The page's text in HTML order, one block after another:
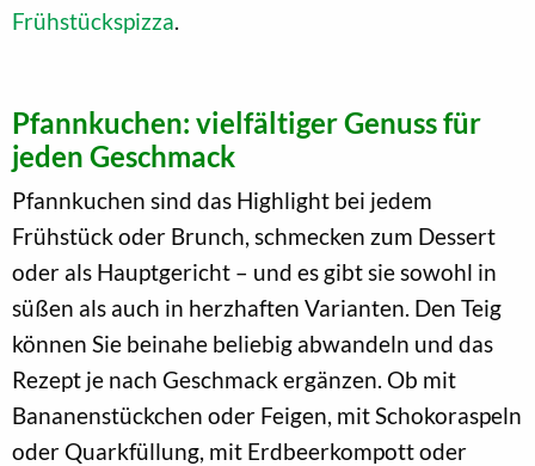
Frühstückspizza.
Pfannkuchen: vielfältiger Genuss für
jeden Geschmack
Pfannkuchen sind das Highlight bei jedem
Frühstück oder Brunch, schmecken zum Dessert
oder als Hauptgericht – und es gibt sie sowohl in
süßen als auch in herzhaften Varianten. Den Teig
können Sie beinahe beliebig abwandeln und das
Rezept je nach Geschmack ergänzen. Ob mit
Bananenstückchen oder Feigen, mit Schokoraspeln
oder Quarkfüllung, mit Erdbeerkompott oder